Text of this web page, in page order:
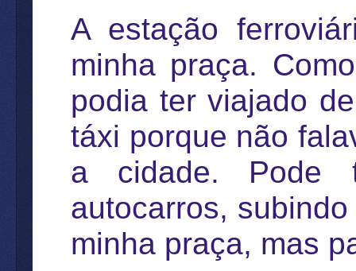
A estação
minha praça.
podia ter viajado
táxi porque não
a cidade. Pode
autocarros,
minha praça, mas